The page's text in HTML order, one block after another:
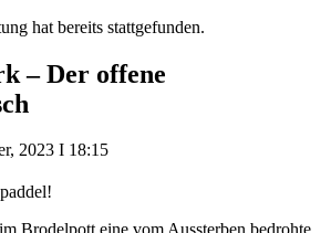
hat bereits stattgefunden.
– Der offene
2023 I 18:15